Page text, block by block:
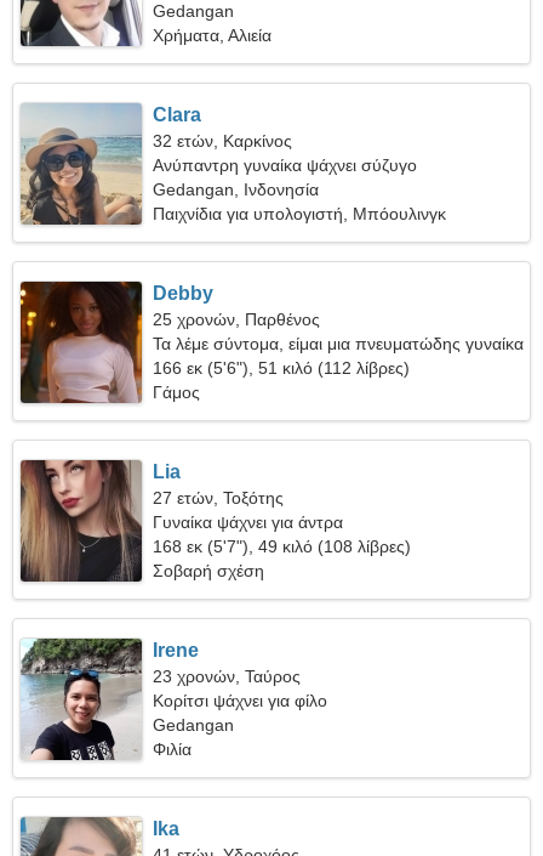
Gedangan
Χρήματα, Αλιεία
Clara
32 ετών, Καρκίνος
Ανύπαντρη γυναίκα ψάχνει σύζυγο
Gedangan, Ινδονησία
Παιχνίδια για υπολογιστή, Μπόουλινγκ
Debby
25 χρονών, Παρθένος
Τα λέμε σύντομα, είμαι μια πνευματώδης γυναίκα
166 εκ (5'6"), 51 κιλό (112 λίβρες)
Γάμος
Lia
27 ετών, Τοξότης
Γυναίκα ψάχνει για άντρα
168 εκ (5'7"), 49 κιλό (108 λίβρες)
Σοβαρή σχέση
Irene
23 χρονών, Ταύρος
Κορίτσι ψάχνει για φίλο
Gedangan
Φιλία
Ika